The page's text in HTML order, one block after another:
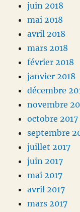
juin 2018
mai 2018
avril 2018
mars 2018
février 2018
janvier 2018
décembre
novembre
octobre 2017
septembre
juillet 2017
juin 2017
mai 2017
avril 2017
mars 2017